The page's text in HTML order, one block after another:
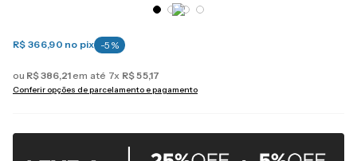
R$ 366,90 no pix -5 %
ou R$386,21 em até 7x R$55,17
Conferir opções de parcelamento e pagamento